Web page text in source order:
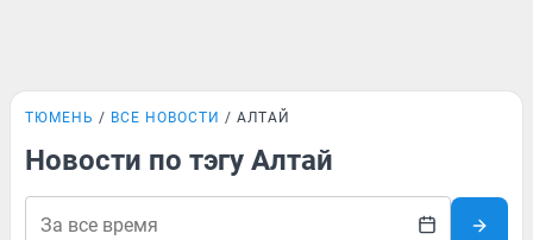
ТЮМЕНЬ ВСЕ НОВОСТИ АЛТАЙ
Новости по тэгу Алтай